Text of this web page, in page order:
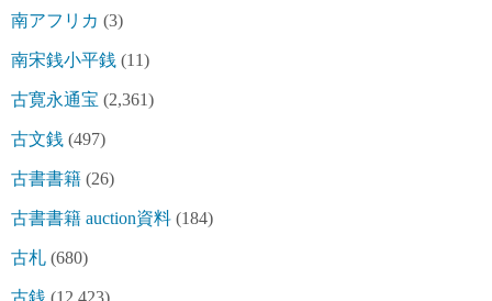
南アフリカ (3)
南宋銭小平銭 (11)
古寛永通宝 (2,361)
古文銭 (497)
古書書籍 (26)
古書書籍 auction資料 (184)
古札 (680)